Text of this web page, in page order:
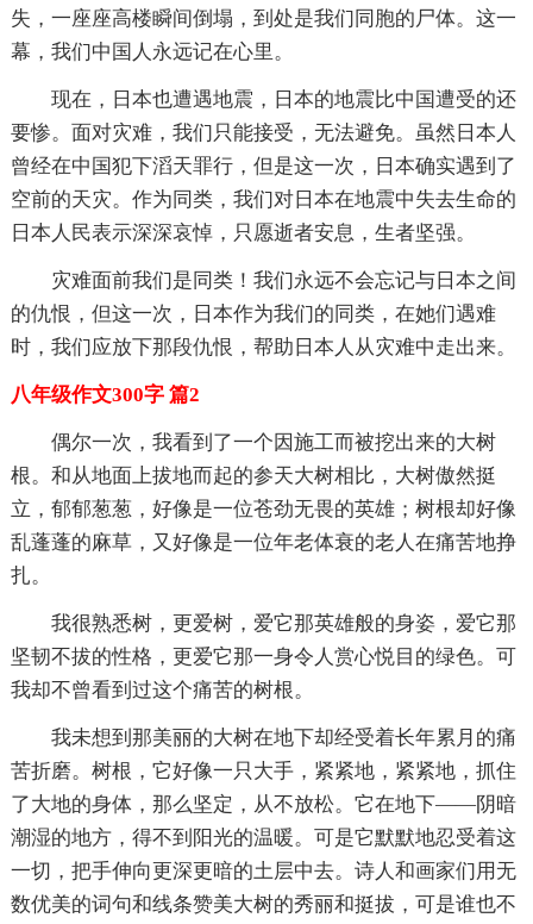
失，一座座高楼瞬间倒塌，到处是我们同胞的尸体。这一
幕，我们中国人永远记在心里。
现在，日本也遭遇地震，日本的地震比中国遭受的还
要惨。面对灾难，我们只能接受，无法避免。虽然日本人
曾经在中国犯下滔天罪行，但是这一次，日本确实遇到了
空前的天灾。作为同类，我们对日本在地震中失去生命的
日本人民表示深深哀悼，只愿逝者安息，生者坚强。
灾难面前我们是同类！我们永远不会忘记与日本之间
的仇恨，但这一次，日本作为我们的同类，在她们遇难
时，我们应放下那段仇恨，帮助日本人从灾难中走出来。
八年级作文300字 篇2
偶尔一次，我看到了一个因施工而被挖出来的大树
根。和从地面上拔地而起的参天大树相比，大树傲然挺
立，郁郁葱葱，好像是一位苍劲无畏的英雄；树根却好像
乱蓬蓬的麻草，又好像是一位年老体衰的老人在痛苦地挣
扎。
我很熟悉树，更爱树，爱它那英雄般的身姿，爱它那
坚韧不拔的性格，更爱它那一身令人赏心悦目的绿色。可
我却不曾看到过这个痛苦的树根。
我未想到那美丽的大树在地下却经受着长年累月的痛
苦折磨。树根，它好像一只大手，紧紧地，紧紧地，抓住
了大地的身体，那么坚定，从不放松。它在地下——阴暗
潮湿的地方，得不到阳光的温暖。可是它默默地忍受着这
一切，把手伸向更深更暗的土层中去。诗人和画家们用无
数优美的词句和线条赞美大树的秀丽和挺拔，可是谁也不